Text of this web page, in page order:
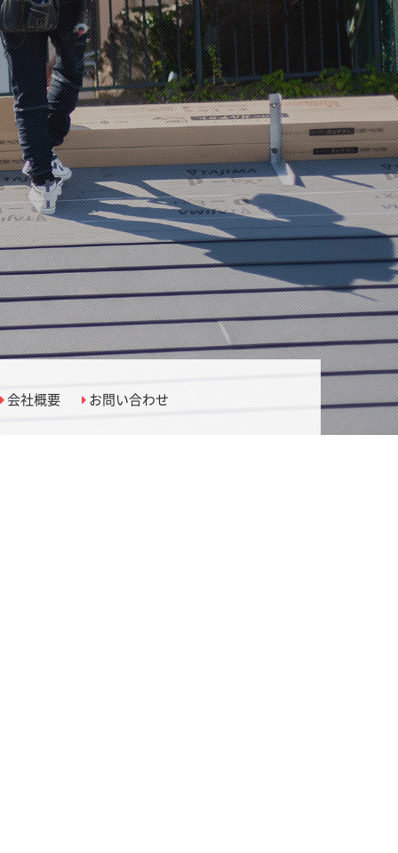
会社概要 お問い合わせ